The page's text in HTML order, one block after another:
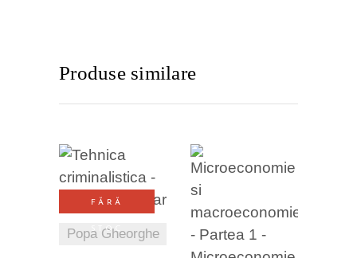
Produse similare
FĂRĂ
STOC
Popa Gheorghe
VEZI
DETALII
VEZI